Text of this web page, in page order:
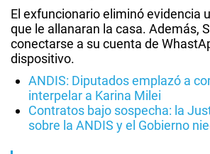
El exfuncionario eliminó evidencia
que le allanaran la casa. Además,
conectarse a su cuenta de
dispositivo.
ANDIS: Diputados emplazó a
interpelar a Karina Milei
Contratos bajo sospecha: la
sobre la ANDIS y el Gobierno